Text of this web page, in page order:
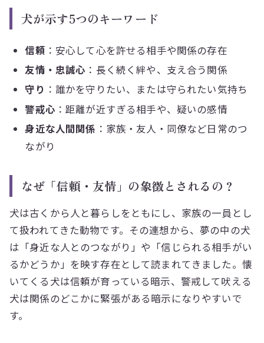
犬が示す5つのキーワード
信頼 ：安心して心を許せる相手や関係の存在
友情・忠誠心 ：長く続く絆や、支え合う関係
守り ：誰かを守りたい、または守られたい気持ち
警戒心 ：距離が近すぎる相手や、疑いの感情
身近な人間関係 ：家族・友人・同僚など日常のつ
ながり
なぜ「信頼・友情」の象徴とされるの？
犬は古くから人と暮らしをともにし、家族の一員とし
て扱われてきた動物です。その連想から、夢の中の犬
は「身近な人とのつながり」や「信じられる相手がい
るかどうか」を映す存在として読まれてきました。懐
いてくる犬は信頼が育っている暗示、警戒して吠える
犬は関係のどこかに緊張がある暗示になりやすいで
す。